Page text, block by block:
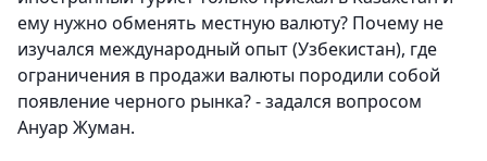
ему нужно обменять местную валюту? Почему не
изучался международный опыт (Узбекистан), где
ограничения в продажи валюты породили собой
появление черного рынка? - задался вопросом
Ануар Жуман.